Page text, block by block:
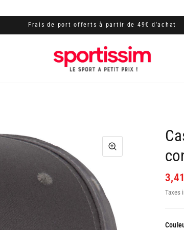
Frais de port offerts à partir de 49€ d'achat
Taxes